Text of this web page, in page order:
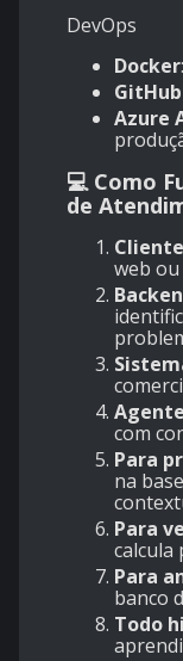
DevOps
Docker
Azure
💻 Como
de
web ou
com
Para
na
Para
calcula
Para
banco
Todo